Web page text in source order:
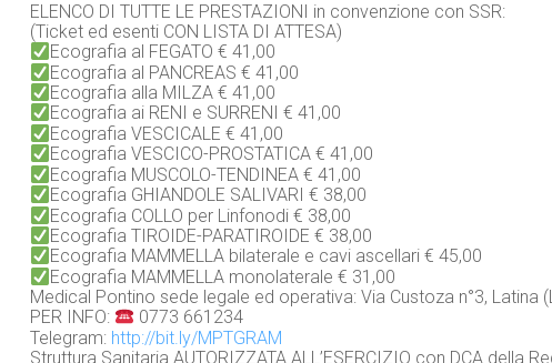
ELENCO DI TUTTE LE PRESTAZIONI in convenzione con SSR:
(Ticket ed esenti CON LISTA DI ATTESA)
Ecografia al FEGATO € 41,00
Ecografia al PANCREAS € 41,00
Ecografia alla MILZA € 41,00
Ecografia ai RENI e SURRENI € 41,00
Ecografia VESCICALE € 41,00
Ecografia VESCICO-PROSTATICA € 41,00
Ecografia MUSCOLO-TENDINEA € 41,00
Ecografia GHIANDOLE SALIVARI € 38,00
Ecografia COLLO per Linfonodi € 38,00
Ecografia TIROIDE-PARATIROIDE € 38,00
Ecografia MAMMELLA bilaterale e cavi ascellari € 45,00
Ecografia MAMMELLA monolaterale € 31,00
Medical Pontino sede legale ed operativa: Via Custoza n°3, Latina
PER INFO:
0773 661234
Telegram: http://bit.ly/MPTGRAM
Struttura Sanitaria AUTORIZZATA ALL’ESERCIZIO con DCA della